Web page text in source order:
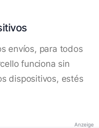
envíos, para todos
funciona sin
dispositivos, estés
Anzeige